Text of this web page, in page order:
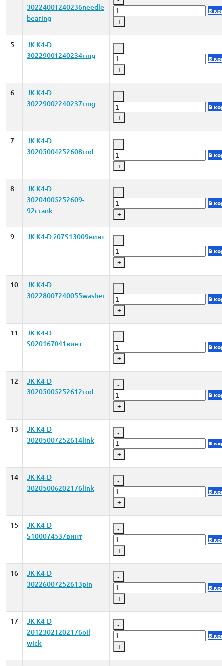
30224001240236needle
bearing
+
В
5
JK K4-D
30229001240234ring
-
+
В
6
JK K4-D
30229002240237ring
-
+
В
7
JK K4-D
30205004252608rod
-
+
В
8
JK K4-D
30204005252609-
92crank
-
+
В
9 JK K4-D 207S13009винт -
+
В
10
JK K4-D
30228007240055washer
-
+
В
11
JK K4-D
S020167041винт
-
+
В
12
JK K4-D
30205005252612rod
-
+
В
13
JK K4-D
30205007252614link
-
+
В
14
JK K4-D
30205006202176link
-
+
В
15
JK K4-D
S100074537винт
-
+
В
16
JK K4-D
30226007252613pin
-
+
В
17
JK K4-D
20123021202176oil
wick
-
+
В